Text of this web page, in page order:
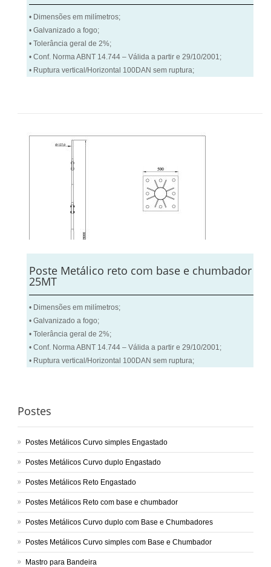
• Dimensões em milímetros;
• Galvanizado a fogo;
• Tolerância geral de 2%;
• Conf. Norma ABNT 14.744 – Válida a partir e 29/10/2001;
• Ruptura vertical/Horizontal 100DAN sem ruptura;
Poste Metálico reto com base e chumbador
25MT
• Dimensões em milímetros;
• Galvanizado a fogo;
• Tolerância geral de 2%;
• Conf. Norma ABNT 14.744 – Válida a partir e 29/10/2001;
• Ruptura vertical/Horizontal 100DAN sem ruptura;
Postes
Postes Metálicos Curvo simples Engastado
Postes Metálicos Curvo duplo Engastado
Postes Metálicos Reto Engastado
Postes Metálicos Reto com base e chumbador
Postes Metálicos Curvo duplo com Base e Chumbadores
Postes Metálicos Curvo simples com Base e Chumbador
Mastro para Bandeira